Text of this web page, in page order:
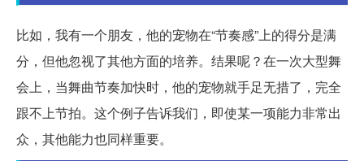
比如，我有一个朋友，他的宠物在“节奏感”上的得分是满
分，但他忽视了其他方面的培养。结果呢？在一次大型舞
会上，当舞曲节奏加快时，他的宠物就手足无措了，完全
跟不上节拍。这个例子告诉我们，即使某一项能力非常出
众，其他能力也同样重要。